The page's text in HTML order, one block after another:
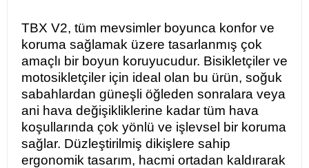
TBX V2, tüm mevsimler boyunca konfor ve
koruma sağlamak üzere tasarlanmış çok
amaçlı bir boyun koruyucudur. Bisikletçiler ve
motosikletçiler için ideal olan bu ürün, soğuk
sabahlardan güneşli öğleden sonralara veya
ani hava değişikliklerine kadar tüm hava
koşullarında çok yönlü ve işlevsel bir koruma
sağlar. Düzleştirilmiş dikişlere sahip
ergonomik tasarım, hacmi ortadan kaldırarak